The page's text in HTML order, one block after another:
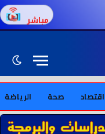
مباشر
اقتصاد صحة الرياضة